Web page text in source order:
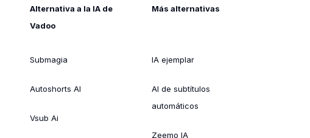
Alternativa a la IA de
Vadoo
Submagia
Autoshorts AI
Vsub Ai
Más alternativas
IA ejemplar
AI de subtítulos
automáticos
Zeemo IA